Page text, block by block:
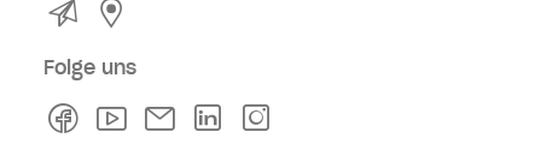
Kontakt
Folge uns
FacebookYoutubeNewsletterLinkedln